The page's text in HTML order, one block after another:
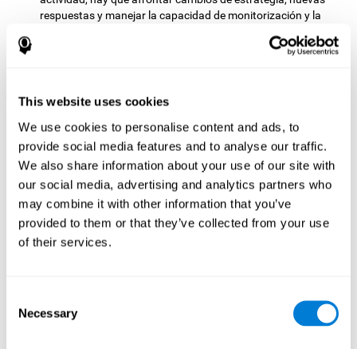
This website uses cookies
We use cookies to personalise content and ads, to
provide social media features and to analyse our traffic.
We also share information about your use of our site with
our social media, advertising and analytics partners who
may combine it with other information that you’ve
provided to them or that they’ve collected from your use
of their services.
Selection
Necessary
respuestas y manejar la capacidad de monitorización y la
: Hay que seguir con el
seguimiento manual y visual de la bola.
Test de Celeridad REST-HECOOR : Aparece en la pantalla un
cuadrado azul. Habrá que pulsar tan rápido como sea
posible el botón situándose dentro del cuadrado. Cuantos
más veces se pulse el botón en el tiempo disponible, mejor
resultado se obtendrá.
Test de Resolución REST-SPER: Aparecen en la pantalla
numerosos estímulos en movimiento. Habrá que pinchar en
los estímulos objetivo tan rápido como sea posible, pero
corresponda con las imágenes presentadas, lo más
rápidamente posible.